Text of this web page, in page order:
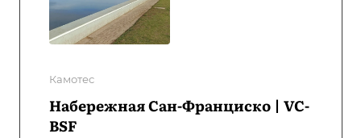
Камотес
Набережная Сан-Франциско | VC-
BSF